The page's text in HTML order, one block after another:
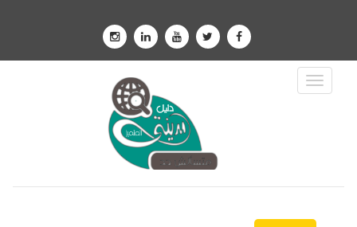
Toggle
Navigation